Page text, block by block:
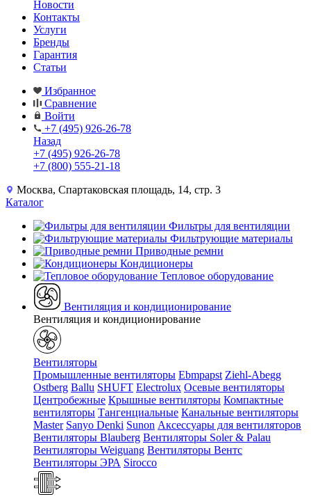
Новости
Контакты
Услуги
Бренды
Гарантия
Статьи
Избранное
Сравнение
Войти
+7 (495) 926-26-78
Назад
+7 (495) 926-26-78
+7 (800) 555-21-18
Москва, Спартаковская площадь, 14, стр. 3
Каталог
Фильтры для вентиляции
Фильтрующие материалы
Приводные ремни
Кондиционеры
Тепловое оборудование
Вентиляция и кондиционирование
Вентиляция и кондиционирование
Вентиляторы
Промышленные вентиляторы Ebmpapst Ziehl-Abegg
Ostberg Ballu SHUFT Electrolux Осевые вентиляторы
Центробежные Крышные вентиляторы Компактные
вентиляторы Тангенциальные Канальные вентиляторы
Master Sanyo Denki Sunon Аксессуары для вентиляторов
Вентиляторы Blauberg Вентиляторы Soler & Palau
Вентиляторы Weiguang Вентиляторы Вентс
Вентиляторы ЭРА Sirocco